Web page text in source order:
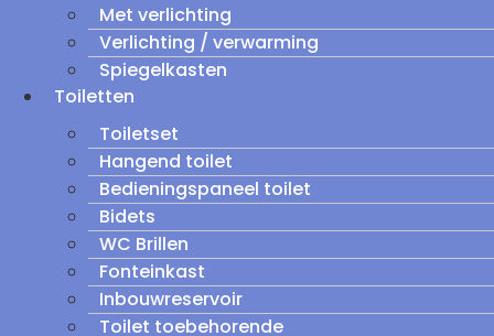
Met verlichting
Verlichting / verwarming
Spiegelkasten
Toiletten
Toiletset
Hangend toilet
Bedieningspaneel toilet
Bidets
WC Brillen
Fonteinkast
Inbouwreservoir
Toilet toebehorende